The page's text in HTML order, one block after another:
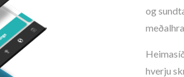
og
hverju